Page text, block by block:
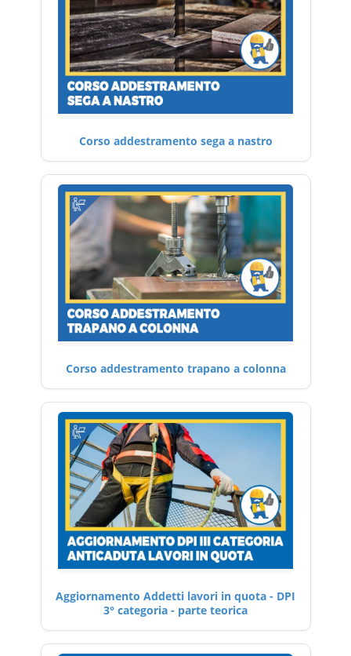
Corso addestramento sega a nastro
Corso addestramento trapano a colonna
Aggiornamento Addetti lavori in quota - DPI
3° categoria - parte teorica